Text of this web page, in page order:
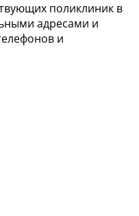
поликлиник в
адресами и
и